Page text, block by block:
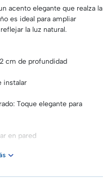
acento elegante que realza la
es ideal para ampliar
la luz natural.
cm de profundidad
instalar
Toque elegante para
en pared